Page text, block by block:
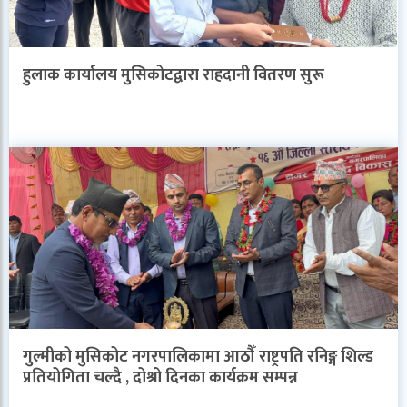
हुलाक कार्यालय मुसिकोटद्वारा राहदानी वितरण सुरू
गुल्मीको मुसिकोट नगरपालिकामा आठौँ राष्ट्रपति रनिङ्ग शिल्ड
प्रतियोगिता चल्दै , दोश्रो दिनका कार्यक्रम सम्पन्न